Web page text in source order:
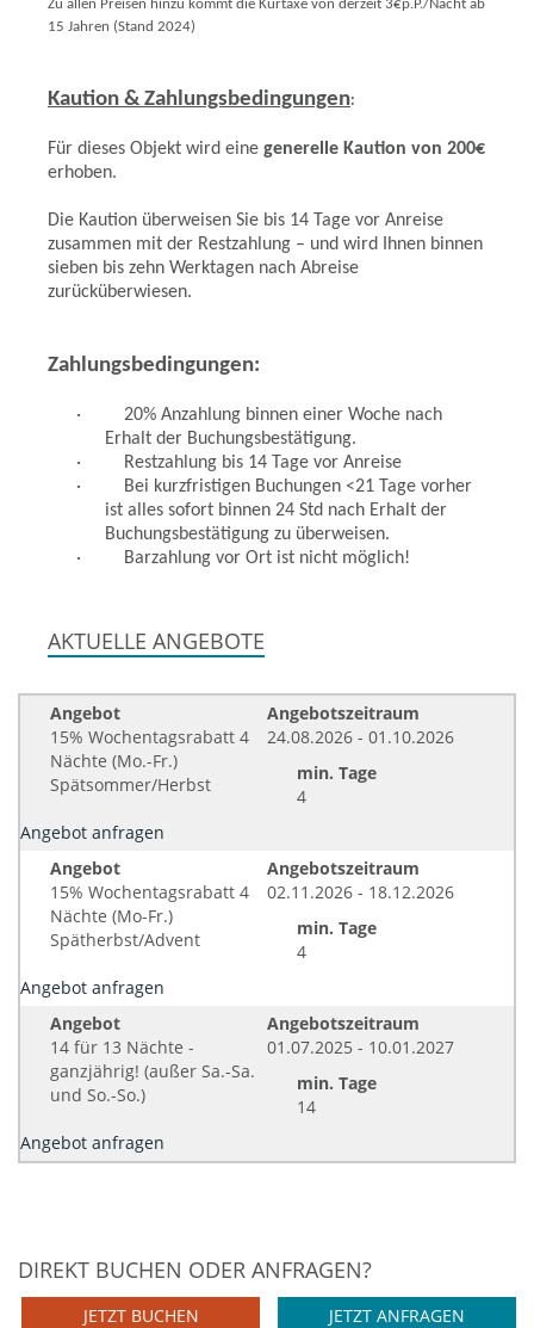
Zu allen Preisen hinzu kommt die Kurtaxe von derzeit 3€p.P./Nacht ab
15 Jahren (Stand 2024)
Kaution & Zahlungsbedingungen:
Für dieses Objekt wird eine generelle Kaution von 200€
erhoben.
Die Kaution überweisen Sie bis 14 Tage vor Anreise
zusammen mit der Restzahlung – und wird Ihnen binnen
sieben bis zehn Werktagen nach Abreise
zurücküberwiesen.
Zahlungsbedingungen:
· 20% Anzahlung binnen einer Woche nach
Erhalt der Buchungsbestätigung.
·
Restzahlung bis 14 Tage vor Anreise
·
Bei kurzfristigen Buchungen <21 Tage vorher
ist alles sofort binnen 24 Std nach Erhalt der
Buchungsbestätigung zu überweisen.
·
Barzahlung vor Ort ist nicht möglich!
AKTUELLE ANGEBOTE
Angebot
15% Wochentagsrabatt 4
Nächte (Mo.-Fr.)
Spätsommer/Herbst
Angebotszeitraum
24.08.2026 - 01.10.2026
min. Tage
4
Angebot anfragen
Angebot
15% Wochentagsrabatt 4
Nächte (Mo-Fr.)
Spätherbst/Advent
Angebotszeitraum
02.11.2026 - 18.12.2026
min. Tage
4
Angebot anfragen
Angebot
14 für 13 Nächte -
ganzjährig! (außer Sa.-Sa.
und So.-So.)
Angebotszeitraum
01.07.2025 - 10.01.2027
min. Tage
14
Angebot anfragen
DIREKT BUCHEN ODER ANFRAGEN?
JETZT ANFRAGEN
JETZT BUCHEN